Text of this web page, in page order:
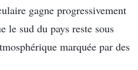
gagne progressivement
le sud du pays reste sous
marquée par des